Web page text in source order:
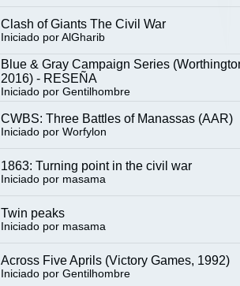
Clash of Giants The Civil War
Iniciado por AlGharib
Blue & Gray Campaign Series
2016) - RESEÑA
Iniciado por Gentilhombre
CWBS: Three Battles of Manassas (AAR)
Iniciado por Worfylon
1863: Turning point in the civil war
Iniciado por masama
Twin peaks
Iniciado por masama
Across Five Aprils (Victory Games, 1992)
Iniciado por Gentilhombre